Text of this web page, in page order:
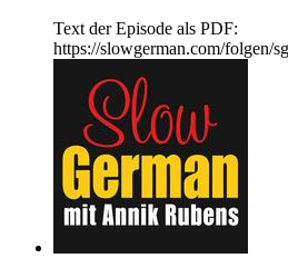
Text der Episode als PDF:
https://slowgerman.com/folgen/